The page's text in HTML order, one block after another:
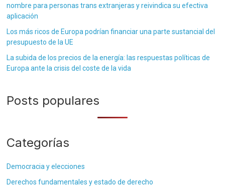
nombre para personas trans extranjeras y reivindica su efectiva
aplicación
Los más ricos de Europa podrían financiar una parte sustancial del
presupuesto de la UE
La subida de los precios de la energía: las respuestas políticas de
Europa ante la crisis del coste de la vida
Posts populares
Categorías
Democracia y elecciones
Derechos fundamentales y estado de derecho